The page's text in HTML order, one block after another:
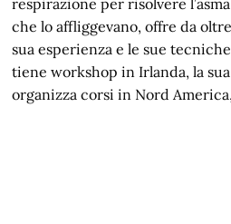
respirazione per risolvere
che lo affliggevano, offre da
sua esperienza e le sue
tiene workshop in Irlanda, la
organizza corsi in Nord